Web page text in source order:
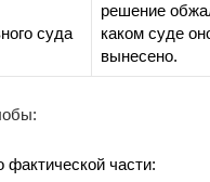
суда
решение
каком суде
вынесено.
фактической части: